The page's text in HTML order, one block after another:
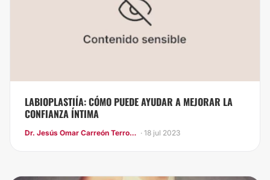
LABIOPLASTIÍA: CÓMO PUEDE AYUDAR A MEJORAR LA
CONFIANZA ÍNTIMA
Dr. Jesús Omar Carreón Terrones · 18 jul 2023